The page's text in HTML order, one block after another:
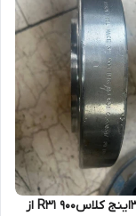
فلنج کور3اینج کلاس900 R31 از